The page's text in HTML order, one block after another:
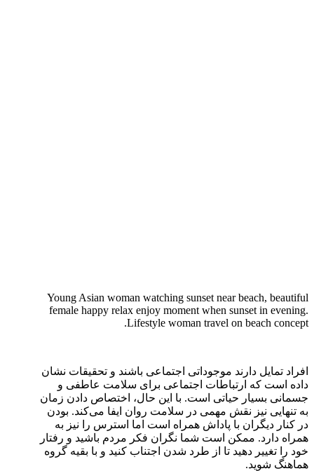
Young Asian woman watching sunset near beach, beautiful
female happy relax enjoy moment when sunset in evening.
Lifestyle woman travel on beach concept.
افراد تمایل دارند موجوداتی اجتماعی باشند و تحقیقات نشان
داده است که ارتباطات اجتماعی برای سلامت عاطفی و
جسمانی بسیار حیاتی است. با این حال، اختصاص دادن زمان
به تنهایی نیز نقش مهمی در سلامت روان ایفا می‌کند. بودن
در کنار دیگران با پاداش همراه است اما استرس را نیز به
همراه دارد. ممکن است شما نگران فکر مردم باشید و رفتار
خود را تغییر دهید تا از طرد شدن اجتناب کنید و با بقیه گروه
هماهنگ شوید.